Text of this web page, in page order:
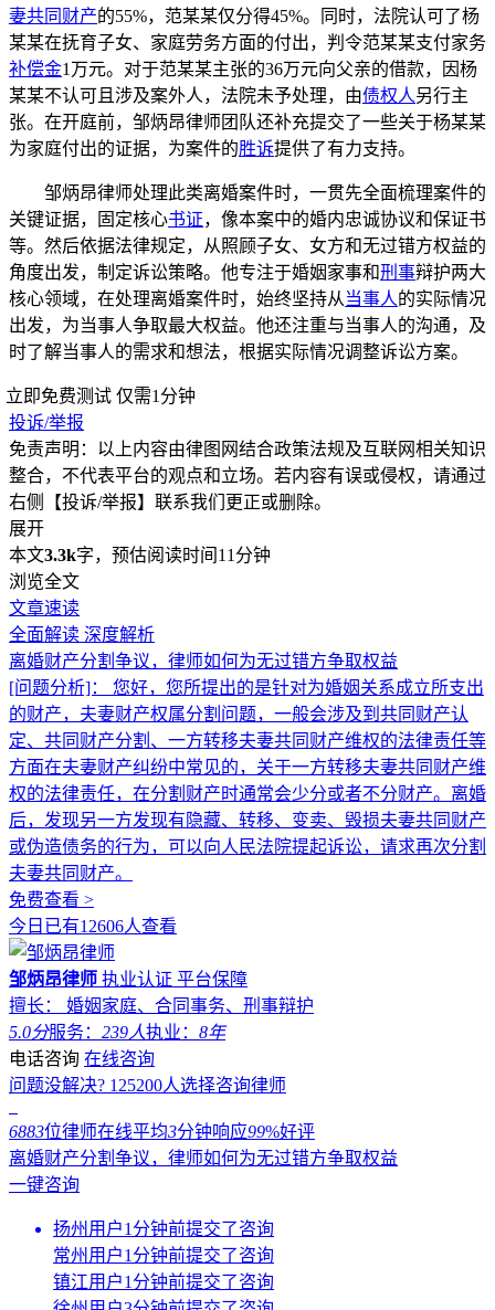
妻共同财产的55%，范某某仅分得45%。同时，法院认可了杨
某某在抚育子女、家庭劳务方面的付出，判令范某某支付家务
补偿金1万元。对于范某某主张的36万元向父亲的借款，因杨
某某不认可且涉及案外人，法院未予处理，由债权人另行主
张。在开庭前，邹炳昂律师团队还补充提交了一些关于杨某某
为家庭付出的证据，为案件的胜诉提供了有力支持。
邹炳昂律师处理此类离婚案件时，一贯先全面梳理案件的
关键证据，固定核心书证，像本案中的婚内忠诚协议和保证书
等。然后依据法律规定，从照顾子女、女方和无过错方权益的
角度出发，制定诉讼策略。他专注于婚姻家事和刑事辩护两大
核心领域，在处理离婚案件时，始终坚持从 当事人的实际情况
出发，为当事人争取最大权益。他还注重与当事人的沟通，及
时了解当事人的需求和想法，根据实际情况调整诉讼方案。
立即免费测试 仅需1分钟
投诉/举报
免责声明：以上内容由律图网结合政策法规及互联网相关知识
整合，不代表平台的观点和立场。若内容有误或侵权，请通过
右侧【投诉/举报】联系我们更正或删除。
展开
本文3.3k字，预估阅读时间11分钟
浏览全文
文章速读
全面解读 深度解析
离婚财产分割争议，律师如何为无过错方争取权益
[问题分析]：
您好，您所提出的是针对为婚姻关系成立所支出
的财产，夫妻财产权属分割问题，一般会涉及到共同财产认
定、共同财产分割、一方转移夫妻共同财产维权的法律责任等
方面在夫妻财产纠纷中常见的，关于一方转移夫妻共同财产维
权的法律责任，在分割财产时通常会少分或者不分财产。离婚
后，发现另一方发现有隐藏、转移、变卖、毁损夫妻共同财产
或伪造债务的行为，可以向人民法院提起诉讼，请求再次分割
夫妻共同财产。
免费查看 >
今日已有12606人查看
邹炳昂律师 执业认证 平台保障
擅长： 婚姻家庭、合同事务、刑事辩护
5.0分服务： 239人执业： 8年
电话咨询 在线咨询
问题没解决? 125200人选择咨询律师
6883位律师在线平均3分钟响应99%好评
离婚财产分割争议，律师如何为无过错方争取权益
一键咨询
扬州用户1分钟前提交了咨询
常州用户1分钟前提交了咨询
镇江用户1分钟前提交了咨询